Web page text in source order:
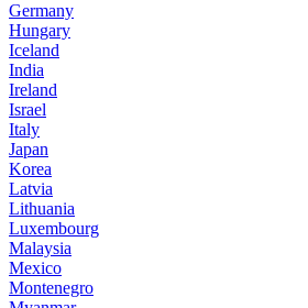
Germany
Hungary
Iceland
India
Ireland
Israel
Italy
Japan
Korea
Latvia
Lithuania
Luxembourg
Malaysia
Mexico
Montenegro